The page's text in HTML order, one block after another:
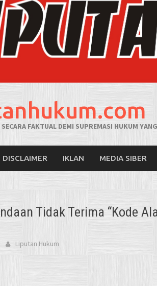
FAKTUAL DEMI SUPREMASI HUKUM
DISCLAIMER IKLAN MEDIA SIBER
Tidak Terima “Kode
Liputan Hukum